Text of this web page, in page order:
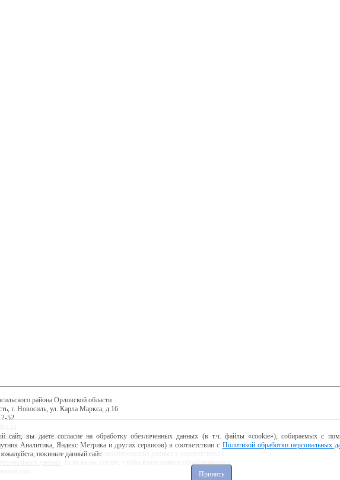
района Орловской области
г. Новосиль, ул. Карла Маркса, д.16
52
интернет-образования
даёте согласие на обработку пользовательских данных в соответствии с
сайт, вы даёте согласие на обработку обезличенных данных (в т.ч. файлы «cookie»), собираемых с
Аналитика, Яндекс Метрика и других сервисов) в соответствии с Политикой обработки персональных
покиньте данный сайт.
Принять